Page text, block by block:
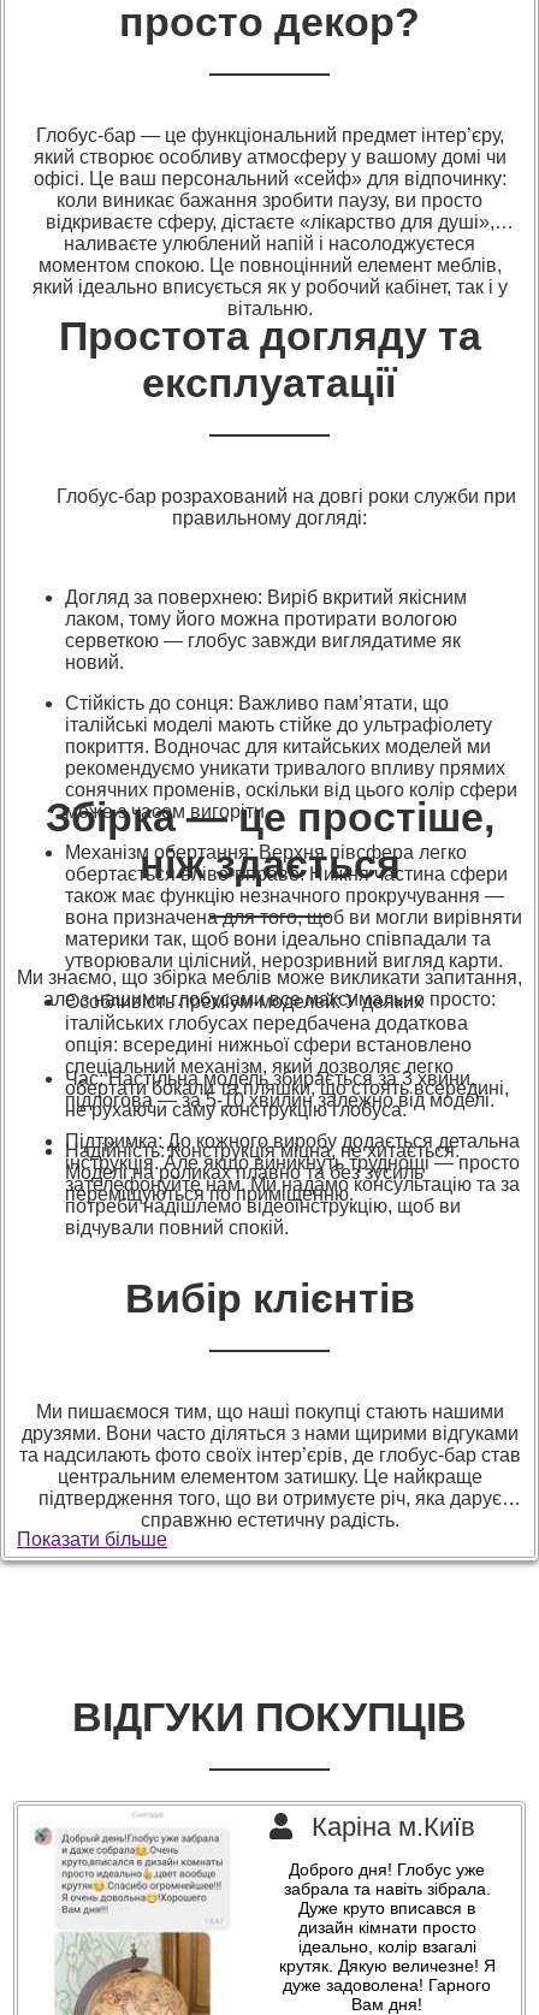
просто декор?
Глобус-бар — це функціональний предмет інтер’єру,
який створює особливу атмосферу у вашому домі чи
офісі. Це ваш персональний «сейф» для відпочинку:
коли виникає бажання зробити паузу, ви просто
відкриваєте сферу, дістаєте «лікарство для душі»,
наливаєте улюблений напій і насолоджуєтеся
моментом спокою. Це повноцінний елемент меблів,
який ідеально вписується як у робочий кабінет, так і у
вітальню.
Простота догляду та
експлуатації
Глобус-бар розрахований на довгі роки служби при
правильному догляді:
Догляд за поверхнею: Виріб вкритий якісним
лаком, тому його можна протирати вологою
серветкою — глобус завжди виглядатиме як
новий.
Стійкість до сонця: Важливо пам’ятати, що
італійські моделі мають стійке до ультрафіолету
покриття. Водночас для китайських моделей ми
рекомендуємо уникати тривалого впливу прямих
сонячних променів, оскільки від цього колір сфери
може з часом вигоріти.
Механізм обертання: Верхня півсфера легко
обертається вліво-вправо. Нижня частина сфери
також має функцію незначного прокручування —
вона призначена для того, щоб ви могли вирівняти
материки так, щоб вони ідеально співпадали та
утворювали цілісний, нерозривний вигляд карти.
Особливість преміум-моделей: У деяких
італійських глобусах передбачена додаткова
опція: всередині нижньої сфери встановлено
спеціальний механізм, який дозволяє легко
обертати бокали та пляшки, що стоять всередині,
не рухаючи саму конструкцію глобуса.
Надійність: Конструкція міцна, не хитається.
Моделі на роликах плавно та без зусиль
переміщуються по приміщенню.
Збірка — це простіше,
ніж здається
Ми знаємо, що збірка меблів може викликати запитання,
але з нашими глобусами все максимально просто:
Час: Настільна модель збирається за 3 хвини,
підлогова — за 5-10 хвилин залежно від моделі.
Підтримка: До кожного виробу додається детальна
інструкція. Але якщо виникнуть труднощі — просто
зателефонуйте нам. Ми надамо консультацію та за
потреби надішлемо відеоінструкцію, щоб ви
відчували повний спокій.
Вибір клієнтів
Ми пишаємося тим, що наші покупці стають нашими
друзями. Вони часто діляться з нами щирими відгуками
та надсилають фото своїх інтер’єрів, де глобус-бар став
центральним елементом затишку. Це найкраще
підтвердження того, що ви отримуєте річ, яка дарує
справжню естетичну радість.
Показати більше
ВІДГУКИ ПОКУПЦІВ
Каріна м.Київ
Доброго дня! Глобус уже
забрала та навіть зібрала.
Дуже круто вписався в
дизайн кімнати просто
ідеально, колір взагалі
крутяк. Дякую величезне! Я
дуже задоволена! Гарного
Вам дня!